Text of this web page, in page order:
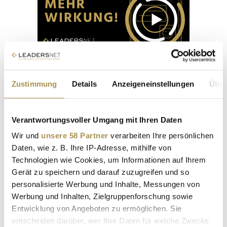
Zustimmung Details Anzeigeneinstellungen
Verantwortungsvoller Umgang mit Ihren Daten
Wir und unsere 58 Partner verarbeiten Ihre persönlichen
Daten, wie z. B. Ihre IP-Adresse, mithilfe von
Technologien wie Cookies, um Informationen auf Ihrem
Gerät zu speichern und darauf zuzugreifen und so
personalisierte Werbung und Inhalte, Messungen von
Werbung und Inhalten, Zielgruppenforschung sowie
Entwicklung von Angeboten zu ermöglichen. Sie
entscheiden darüber, wer Ihre Daten für welche Zwecke
Albert & Tina
3. Juni 2026
Stadt: Wien
Location: Albertina Wien
Auch dieses Jahr trifft man sich nach der Arbeit auf Wiens
schönster Terrasse, um sommerliche Drinks mit Blick auf die
Wiener Staatsoper, zwischen dem Albertina Museum und dem
Burggarten zu genießen.